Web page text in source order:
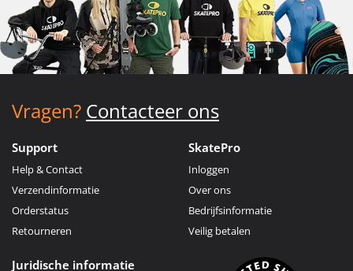
Vragen? Contacteer ons
Support
Help & Contact
Verzendinformatie
Orderstatus
Retourneren
SkatePro
Inloggen
Over ons
Bedrijfsinformatie
Veilig betalen
Juridische informatie